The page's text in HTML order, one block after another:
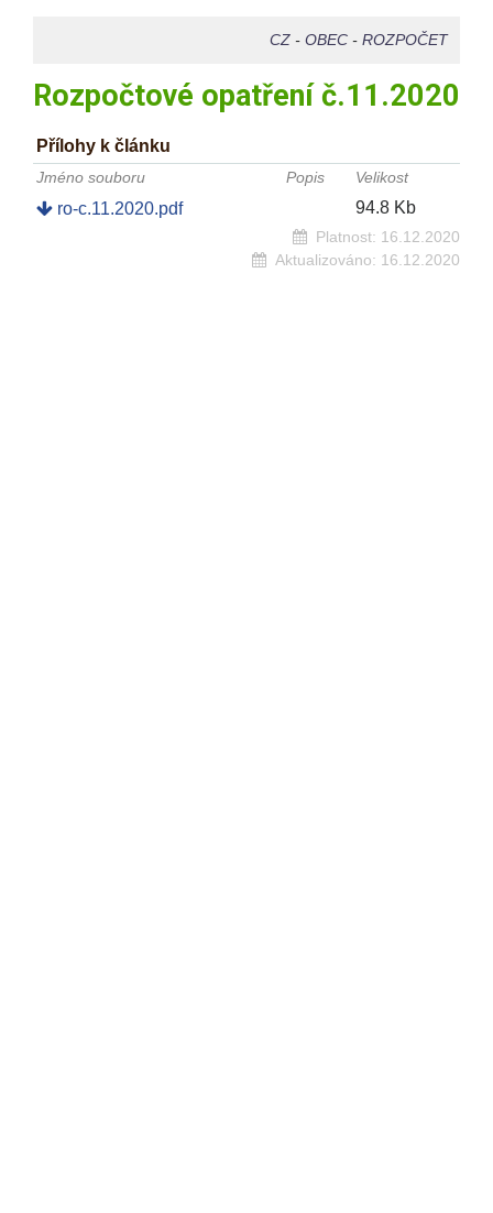
CZ- OBEC- ROZPOČET
Rozpočtové opatření č.11.2020
Přílohy k článku
Jméno souboru Popis Velikost
ro-c.11.2020.pdf 94.8 Kb
Platnost: 16.12.2020
Aktualizováno: 16.12.2020